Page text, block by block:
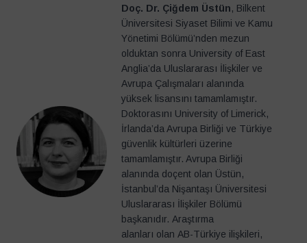
Doç. Dr. Çiğdem Üstün, Bilkent
Üniversitesi Siyaset Bilimi ve Kamu
Yönetimi Bölümü’nden mezun
olduktan sonra University of East
Anglia’da Uluslararası İlişkiler ve
Avrupa Çalışmaları alanında
yüksek lisansını tamamlamıştır.
Doktorasını University of Limerick,
İrlanda’da Avrupa Birliği ve Türkiye
güvenlik kültürleri üzerine
tamamlamıştır. Avrupa Birliği
alanında doçent olan Üstün,
İstanbul’da Nişantaşı Üniversitesi
Uluslararası İlişkiler Bölümü
başkanıdır. Araştırma
alanları olan AB-Türkiye ilişkileri,